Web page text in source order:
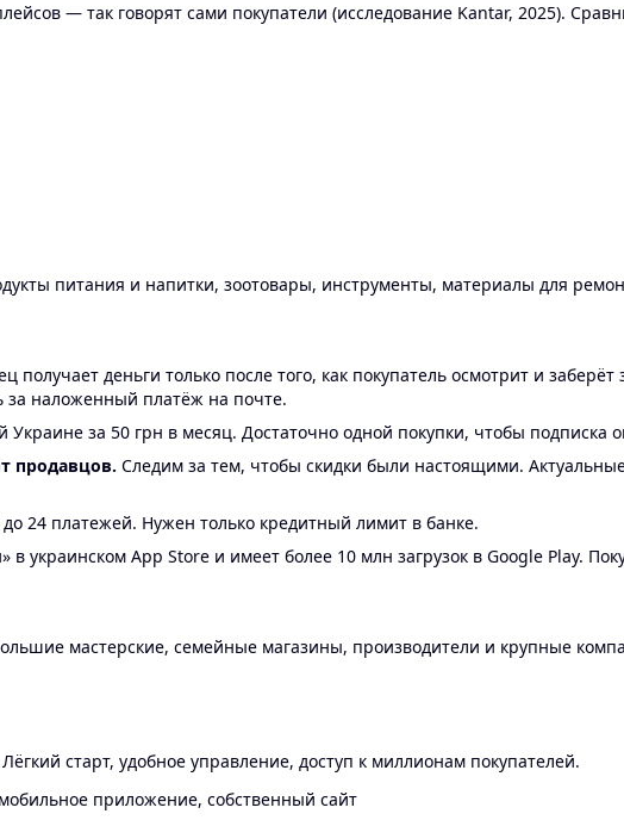
— так говорят сами покупатели (исследование Kantar, 2025).
питания и напитки, зоотовары, инструменты, материалы для
деньги только после того, как покупатель осмотрит и
за наложенный платёж на почте.
за 50 грн в месяц. Достаточно одной покупки, чтобы подписка
продавцов. Следим за тем, чтобы скидки были настоящими.
до 24 платежей. Нужен только кредитный лимит в банке.
в украинском App Store и имеет более 10 млн загрузок в Google Play.
мастерские, семейные магазины, производители и крупные
старт, удобное управление, доступ к миллионам покупателей.
приложение, собственный сайт